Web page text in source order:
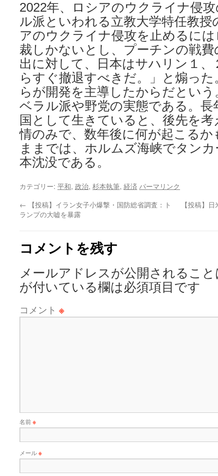
2022年、ロシアのウクライナ侵
ル派といわれる立教大学特任教授
アのウクライナ侵攻を止めるに
裁しかないとし、プーチンの戦
出に対して、日本はサハリン１
らすぐ撤退すべきだ。」と煽っ
らが開発を主導したからだとい
ベラル派や野党の実態である。
国として生きていると、後先を
情のみで、数年後に何が起こる
ままでは、ホルムズ海峡でタン
本沈没である。
カテゴリー: 平和, 政治, 杉本執筆, 経済 パーマリンク
← 【投稿】イラン女子小爆撃・国防総省調査：ト
ランプの大嘘を暴露
【投稿】
コメントを残す
メールアドレスが公開されるこ
が付いている欄は必須項目です
コメント ※
名前※
メール※